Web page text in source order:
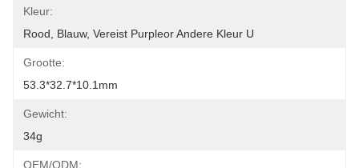
Kleur:
Rood, Blauw, Vereist Purpleor Andere Kleur U
Grootte:
53.3*32.7*10.1mm
Gewicht:
34g
OEM/ODM: